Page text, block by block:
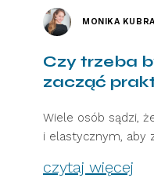
MONIKA
Czy trzeba
zacząć
Wiele osób sądzi,
i elastycznym, aby
czytaj więcej